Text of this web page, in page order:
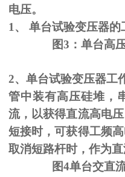
电压。
1、 单台试验变压器的
图3 ：单台高
2、单台试验变压器工
管中装有高压硅堆，
流，以获得直流高电
短接时，可获得工频
取消短路杆时，作为直
图4单台交直